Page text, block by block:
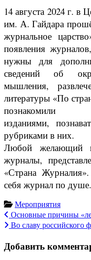
14 августа 2024 г. в
им. А. Гайдара
журнальное
появления
нужны для
сведений об
мышления,
литературы «По
изданиями,
рубриками в них.
Любой желающий
журналы,
«Страна
себя журнал по душе.
Мероприятия
Навигация
по
записям
Основные причины
Во славу российского
Добавить